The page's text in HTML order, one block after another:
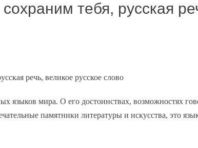
тебя, русская
речь, великое русское слово
языков мира. О его достоинствах, возможностях
памятники литературы и искусства, это